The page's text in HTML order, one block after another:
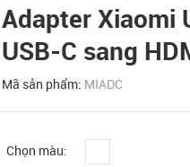
Adapter Xiaomi
USB-C sang
Mã sản phẩm: MIADC
Chọn màu: